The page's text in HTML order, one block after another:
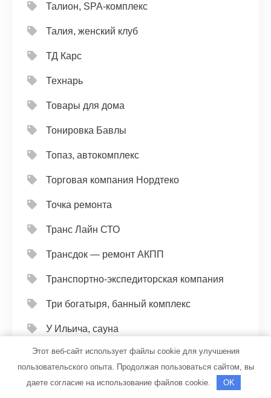
Талион, SPA-комплекс
Талия, женский клуб
ТД Карс
Технарь
Товары для дома
Тонировка Бавлы
Топаз, автокомплекс
Торговая компания Нордтеко
Точка ремонта
Транс Лайн СТО
Трансдок — ремонт АКПП
Транспортно-экспедиторская компания
Три богатыря, банный комплекс
У Ильича, сауна
У Лёхи, гостиничный комплекс
Этот веб-сайт использует файлы cookie для улучшения
пользовательского опыта. Продолжая пользоваться сайтом, вы
даете согласие на использование файлов cookie.
OK